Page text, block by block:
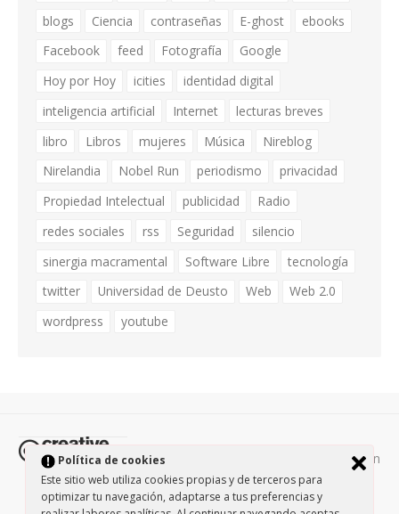
Política de cookies
Este sitio web utiliza cookies propias y de terceros para
optimizar tu navegación, adaptarse a tus preferencias y
blogs
Ciencia contraseñas E-ghost
ebooks
Facebook
feed Fotografía
Google
Hoy por Hoy
icities
identidad digital
inteligencia artificial
Internet
lecturas breves
libro
Libros mujeres Música
Nireblog
Nirelandia
Nobel Run periodismo
privacidad
Propiedad Intelectual
publicidad
Radio
redes sociales
rss Seguridad
silencio
sinergia macramental
Software Libre
tecnología
twitter
Universidad de Deusto Web
Web 2.0
wordpress
youtube
Todos los contenidos de esta página están
protegidos por la licencia Creative Commons Attribution-
NonCommercial-ShareAlike 3.0. / Política de privacidad